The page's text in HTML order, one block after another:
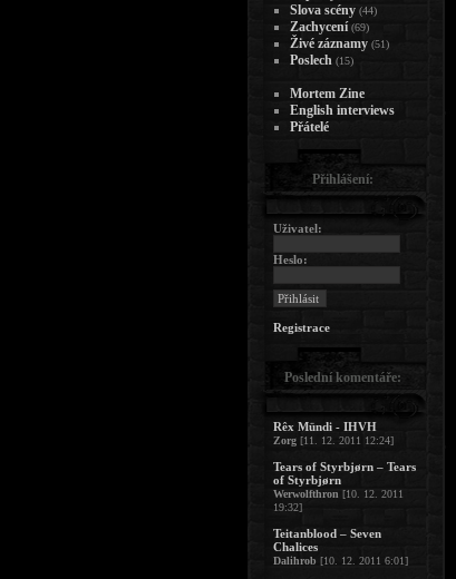
Slova scény (44)
Zachycení (69)
Živé záznamy (51)
Poslech (15)
Mortem Zine
English interviews
Přátelé
Přihlášení:
Uživatel:
Heslo:
Registrace
Poslední komentáře:
Rêx Mündi - IHVH
Zorg [11. 12. 2011 12:24]
Tears of Styrbjørn – Tears
of Styrbjørn
Werwolfthron [10. 12. 2011
19:32]
Teitanblood – Seven
Chalices
Dalihrob [10. 12. 2011 6:01]